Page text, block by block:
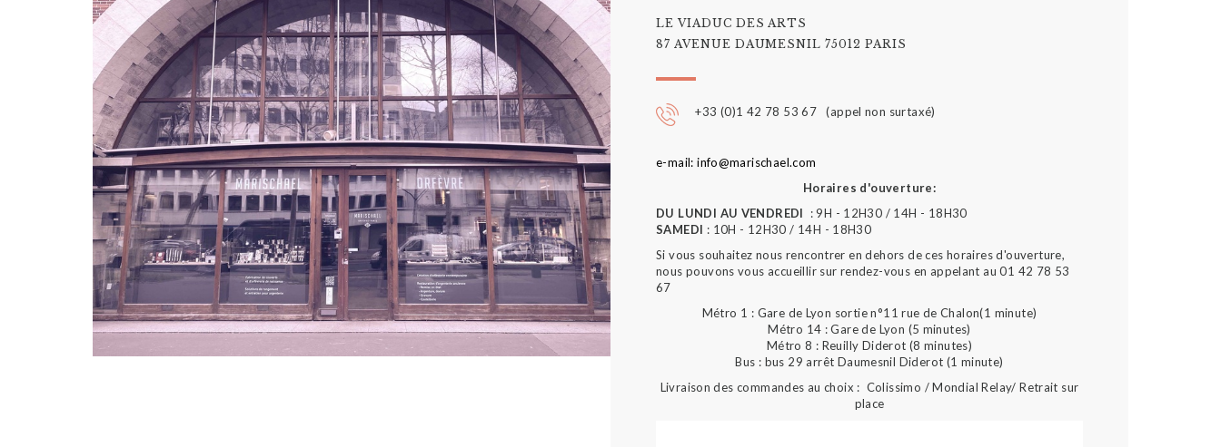
LE VIADUC DES ARTS
87 AVENUE DAUMESNIL 75012 PARIS
+33 (0)1 42 78 53 67 (appel non surtaxé)
e-mail: info@marischael.com
Horaires d'ouverture:
DU LUNDI AU VENDREDI
: 9H - 12H30 / 14H - 18H30
SAMEDI : 10H - 12H30 / 14H - 18H30
Si vous souhaitez nous rencontrer en dehors de ces horaires d'ouverture,
nous pouvons vous accueillir sur rendez-vous en appelant au 01 42 78 53
67
Métro 1 : Gare de Lyon sortie n°11 rue de Chalon(1 minute)
Métro 14 : Gare de Lyon (5 minutes)
Métro 8 : Reuilly Diderot (8 minutes)
Bus : bus 29 arrêt Daumesnil Diderot (1 minute)
Livraison des commandes au choix : Colissimo / Mondial Relay/ Retrait sur
place